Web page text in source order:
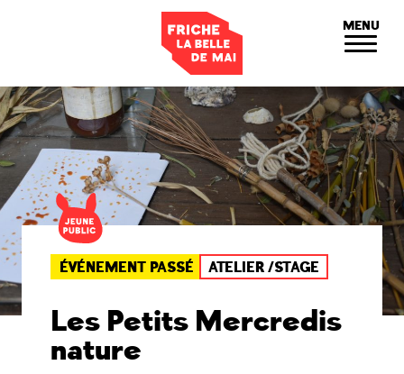
MENU
ÉVÉNEMENT PASSÉ ATELIER /STAGE
Les Petits Mercredis
nature
Panneau de gestion des cookies